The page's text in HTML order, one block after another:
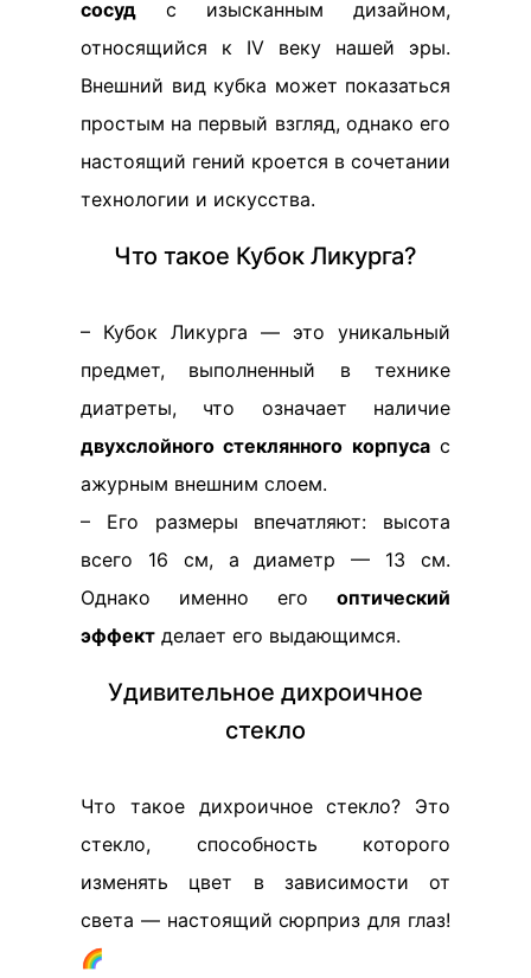
сосуд с изысканным дизайном,
относящийся к IV веку нашей эры.
Внешний вид кубка может показаться
простым на первый взгляд, однако его
настоящий гений кроется в сочетании
технологии и искусства.
Что такое Кубок Ликурга?
– Кубок Ликурга — это уникальный
предмет, выполненный в технике
диатреты, что означает наличие
двухслойного стеклянного корпусас
ажурным внешним слоем.
– Его размеры впечатляют: высота
всего 16 см, а диаметр — 13 см.
Однако именно его оптический
эффект делает его выдающимся.
Удивительное дихроичное
стекло
Что такое дихроичное стекло? Это
стекло, способность которого
изменять цвет в зависимости от
света — настоящий сюрприз для глаз!
🌈